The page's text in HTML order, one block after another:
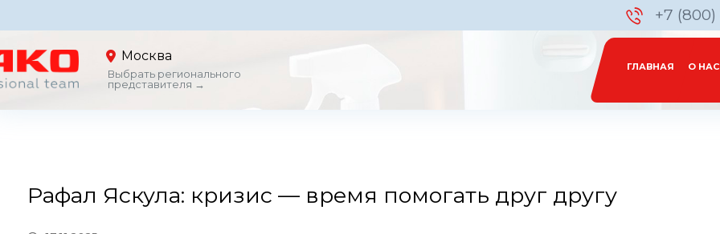
+7
Москва
Выбрать регионального
представителя →
ГЛАВНАЯ О НАС
Рафал Яскула: кризис — время помогать друг другу